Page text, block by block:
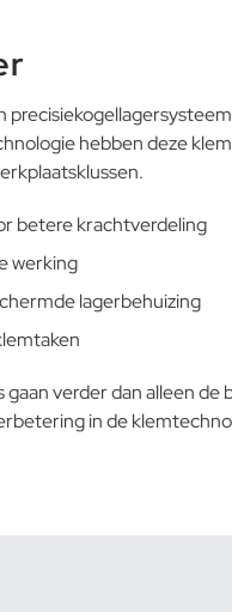
hebben deze
betere krachtverdeling
werking
lagerbehuizing
gaan verder dan alleen
in de